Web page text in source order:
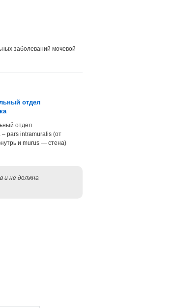
заболеваний мочевой
отдел
отдел
– pars intramuralis (от
и murus — стена)
и не должна